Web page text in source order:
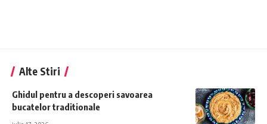
Alte Stiri
Ghidul pentru a descoperi savoarea
bucatelor traditionale